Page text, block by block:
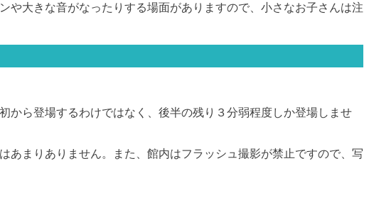
大きな音がなったりする場面がありますので、小さなお子さんは注
から登場するわけではなく、後半の残り３分弱程度しか登場しませ
あまりありません。また、館内はフラッシュ撮影が禁止ですので、写